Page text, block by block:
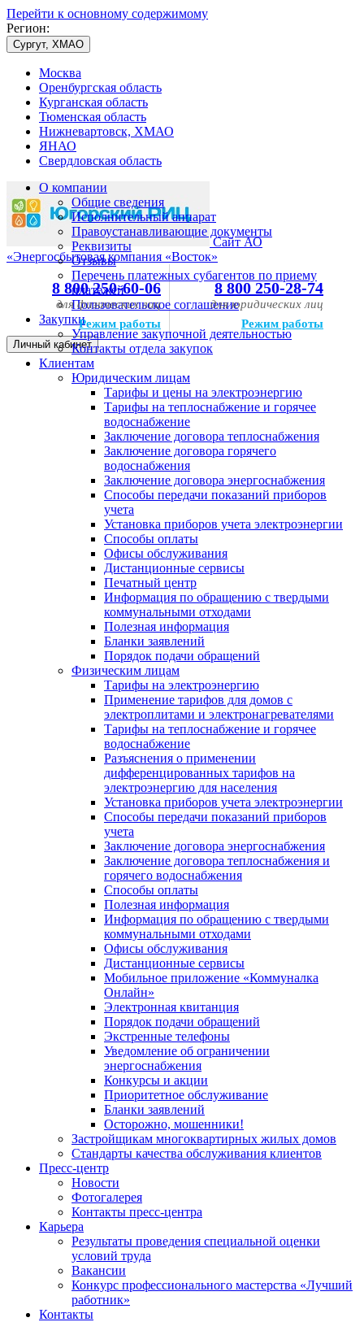
Перейти к основному содержимому
Регион:
Сургут, ХМАО
Москва
Оренбургская область
Курганская область
Тюменская область
Нижневартовск, ХМАО
ЯНАО
Свердловская область
Сайт АО
«Энергосбытовая компания «Восток»
8 800 250-60-06
для физических лиц
Режим работы
8 800 250-28-74
для юридических лиц
Режим работы
Личный кабинет
О компании
Общие сведения
Исполнительный аппарат
Правоустанавливающие документы
Реквизиты
Отзывы
Перечень платежных субагентов по приему
платежей
Пользовательское соглашение
Закупки
Управление закупочной деятельностью
Контакты отдела закупок
Клиентам
Юридическим лицам
Тарифы и цены на электроэнергию
Тарифы на теплоснабжение и горячее
водоснабжение
Заключение договора теплоснабжения
Заключение договора горячего
водоснабжения
Заключение договора энергоснабжения
Способы передачи показаний приборов
учета
Установка приборов учета электроэнергии
Способы оплаты
Офисы обслуживания
Дистанционные сервисы
Печатный центр
Информация по обращению с твердыми
коммунальными отходами
Полезная информация
Бланки заявлений
Порядок подачи обращений
Физическим лицам
Тарифы на электроэнергию
Применение тарифов для домов с
электроплитами и электронагревателями
Тарифы на теплоснабжение и горячее
водоснабжение
Разъяснения о применении
дифференцированных тарифов на
электроэнергию для населения
Установка приборов учета электроэнергии
Способы передачи показаний приборов
учета
Заключение договора энергоснабжения
Заключение договора теплоснабжения и
горячего водоснабжения
Способы оплаты
Полезная информация
Информация по обращению с твердыми
коммунальными отходами
Офисы обслуживания
Дистанционные сервисы
Мобильное приложение «Коммуналка
Онлайн»
Электронная квитанция
Порядок подачи обращений
Экстренные телефоны
Уведомление об ограничении
энергоснабжения
Конкурсы и акции
Приоритетное обслуживание
Бланки заявлений
Осторожно, мошенники!
Застройщикам многоквартирных жилых домов
Стандарты качества обслуживания клиентов
Пресс-центр
Новости
Фотогалерея
Контакты пресс-центра
Карьера
Результаты проведения специальной оценки
условий труда
Вакансии
Конкурс профессионального мастерства «Лучший
работник»
Контакты